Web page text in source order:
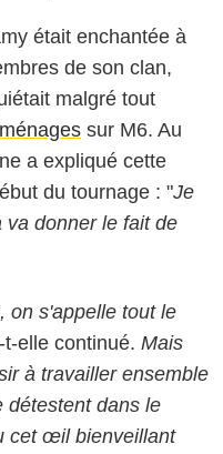
était enchantée à
de son clan,
malgré tout
sur M6. Au
a expliqué cette
du tournage : "Je
va donner le fait de
on s'appelle tout le
t-elle continué. Mais
à travailler ensemble
détestent dans le
cet œil bienveillant